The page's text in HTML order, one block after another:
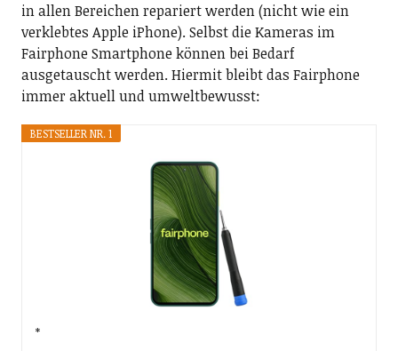
in allen Bereichen repariert werden (nicht wie ein
verklebtes Apple iPhone). Selbst die Kameras im
Fairphone Smartphone können bei Bedarf
ausgetauscht werden. Hiermit bleibt das Fairphone
immer aktuell und umweltbewusst:
BESTSELLER NR. 1